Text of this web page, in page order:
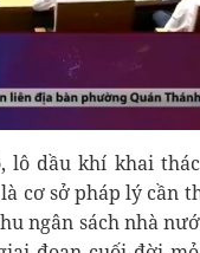
lô dầu khí khai
cơ sở pháp lý cần
ngân sách nhà